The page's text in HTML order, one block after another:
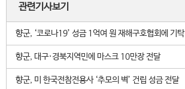
관련기사보기
향군, ‘코로나19’ 성금 1억여 원 재해구호협회에 기탁
향군, 대구·경북지역민에 마스크 10만장 전달
향군, 미 한국전참전용사 ‘추모의 벽’ 건립 성금 전달